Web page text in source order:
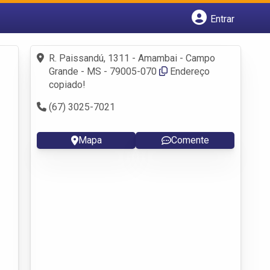
Entrar
Fazer login
Criar conta
R. Paissandú, 1311 - Amambai - Campo
Grande - MS - 79005-070
Endereço
copiado!
(67) 3025-7021
Mapa Comente